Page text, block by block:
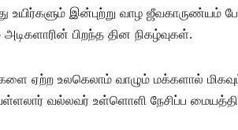
இன்புற்று வாழ ஜீவகாருண்யம்
பிறந்த தின நிகழ்வுகள்.
ஏற்ற உலகெலாம் வாழும் மக்களால்
வல்லவர் உள்ளொளி நேசிப்ப